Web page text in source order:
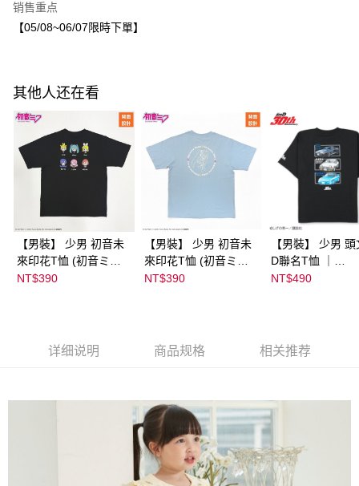
每笔NT$80，满NT$1,500(含以上)免运费
宅配
每笔NT$80，满NT$1,500(含以上)免运费
销售重点
【05/08~06/07限時下單】
其他人还在看
【男裝】 少男 初音未
來印花T恤 (初音ミク)
｜
NT$390
【男裝】 少男 初音未
來印花T恤 (初音ミク)
｜
NT$390
【男裝】 少男
D聯名T恤 ｜
NT$490
详细说明 商品规格 相关推荐